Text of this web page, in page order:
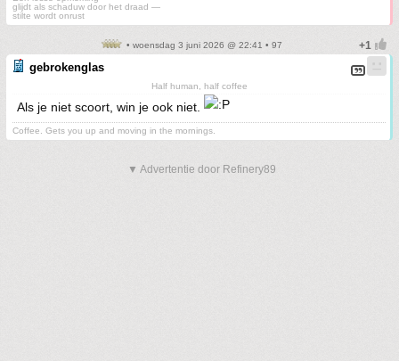
glijdt als schaduw door het draad —
stilte wordt onrust
• woensdag 3 juni 2026 @ 22:41 • 97
gebrokenglas
Half human, half coffee
Als je niet scoort, win je ook niet.
Coffee. Gets you up and moving in the mornings.
▼ Advertentie door Refinery89